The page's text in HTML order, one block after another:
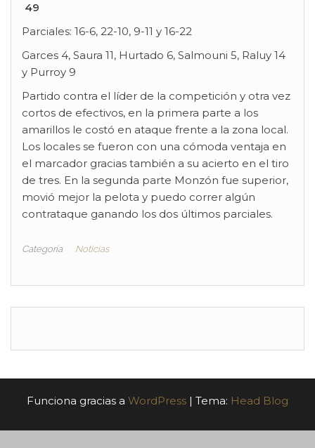
49
Parciales: 16-6, 22-10, 9-11 y 16-22
Garces 4, Saura 11, Hurtado 6, Salmouni 5, Raluy 14
y Purroy 9
Partido contra el líder de la competición y otra vez
cortos de efectivos, en la primera parte a los
amarillos le costó en ataque frente a la zona local.
Los locales se fueron con una cómoda ventaja en
el marcador gracias también a su acierto en el tiro
de tres. En la segunda parte Monzón fue superior,
movió mejor la pelota y puedo correr algún
contrataque ganando los dos últimos parciales.
Categoría Noticias
Funciona gracias a WordPress | Tema: Head Blog